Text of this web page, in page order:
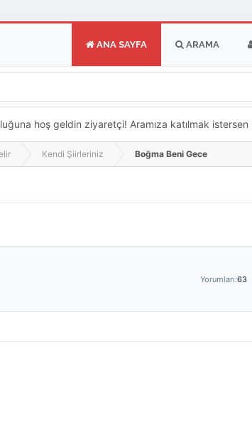
ANA SAYFA ARAMA
hoş geldin ziyaretçi! Aramıza katılmak istersen
Kendi Şiirleriniz Boğma Beni Gece
Yorumları:63